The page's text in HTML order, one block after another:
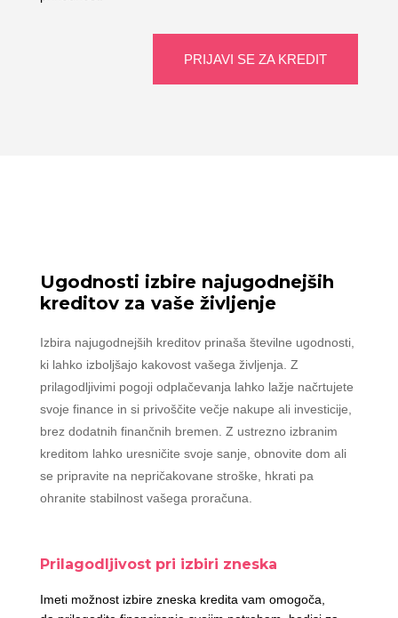
PRIJAVI SE ZA KREDIT
Ugodnosti izbire najugodnejših
kreditov za vaše življenje
Izbira najugodnejših kreditov prinaša številne ugodnosti,
ki lahko izboljšajo kakovost vašega življenja. Z
prilagodljivimi pogoji odplačevanja lahko lažje načrtujete
svoje finance in si privoščite večje nakupe ali investicije,
brez dodatnih finančnih bremen. Z ustrezno izbranim
kreditom lahko uresničite svoje sanje, obnovite dom ali
se pripravite na nepričakovane stroške, hkrati pa
ohranite stabilnost vašega proračuna.
Prilagodljivost pri izbiri zneska
Imeti možnost izbire zneska kredita vam omogoča,